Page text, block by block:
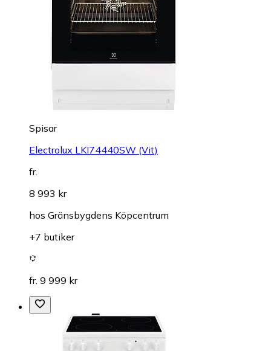
Spisar
Electrolux LKI74440SW (Vit)
fr.
8 993 kr
hos Gränsbygdens Köpcentrum
+7 butiker
fr. 9 999 kr